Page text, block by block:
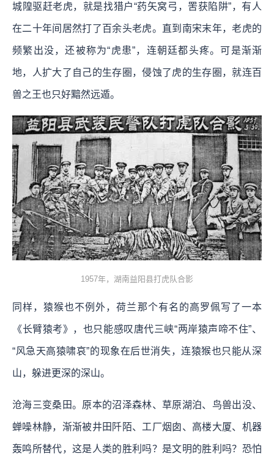
城隍驱赶老虎，就是找猎户“药矢窝弓，罟获陷阱”，有人
在二十年间居然打了百余头老虎。直到南宋末年，老虎的
频繁出没，还被称为“虎患”，连朝廷都头疼。可是渐渐
地，人扩大了自己的生存圈，侵蚀了虎的生存圈，就连百
兽之王也只好黯然远遁。
1957年，湖南益阳县打虎队合影
同样，猿猴也不例外，荷兰那个有名的高罗佩写了一本
《长臂猿考》，也只能感叹唐代三峡“两岸猿声啼不住”、
“风急天高猿啸哀”的现象在后世消失，连猿猴也只能从深
山，躲进更深的深山。
沧海三变桑田。原本的沼泽森林、草原湖泊、鸟兽出没、
蝉噪林静，渐渐被井田阡陌、工厂烟囱、高楼大厦、机器
轰鸣所替代，这是人类的胜利吗？是文明的胜利吗？恐怕